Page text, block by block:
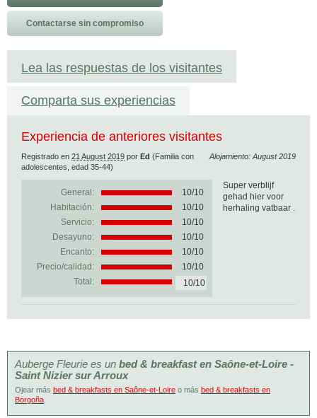
Contactarse sin compromiso
Lea las respuestas de los visitantes
Comparta sus experiencias
Experiencia de anteriores visitantes
Alojamiento: August 2019
Registrado en 21 August 2019 por Ed (Familia con
adolescentes, edad 35-44)
General: 10/10
Habitación:
10/10
Servicio:
10/10
Desayuno:
10/10
Encanto:
10/10
Precio/calidad:
10/10
Total:
10/10
Super verblijf
gehad hier voor
herhaling vatbaar .
Auberge Fleurie es un bed & breakfast en Saône-et-Loire -
Saint Nizier sur Arroux
Ojear más bed & breakfasts en Saône-et-Loire o más bed & breakfasts en
Borgoña